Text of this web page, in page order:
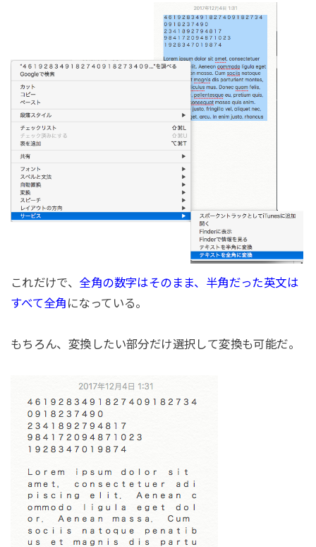
これだけで、 全角の数字はそのまま、半角だった英文は
すべて全角 になっている。
もちろん、変換したい部分だけ選択して変換も可能だ。